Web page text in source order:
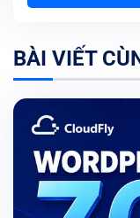
BÀI VIẾT